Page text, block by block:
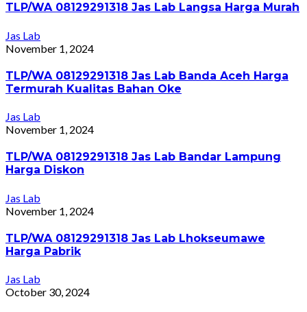
TLP/WA 08129291318 Jas Lab Langsa Harga Murah
Jas Lab
November 1, 2024
TLP/WA 08129291318 Jas Lab Banda Aceh Harga
Termurah Kualitas Bahan Oke
Jas Lab
November 1, 2024
TLP/WA 08129291318 Jas Lab Bandar Lampung
Harga Diskon
Jas Lab
November 1, 2024
TLP/WA 08129291318 Jas Lab Lhokseumawe
Harga Pabrik
Jas Lab
October 30, 2024